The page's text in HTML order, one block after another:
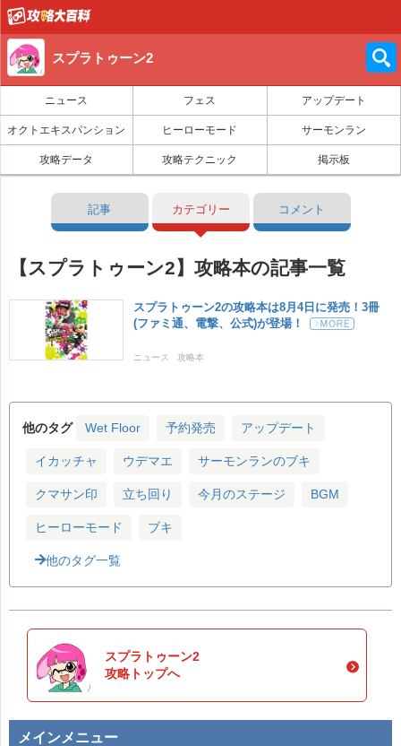
スプラトゥーン2
ニュース フェス アップデート
オクトエキスパンション ヒーローモード サーモンラン
攻略データ 攻略テクニック 掲示板
記事 カテゴリー コメント
【スプラトゥーン2】攻略本の記事一覧
スプラトゥーン2の攻略本は8月4日に発売！3冊
(ファミ通、電撃、公式)が登場！
ニュース 攻略本
他のタグ Wet Floor 予約発売 アップデート
イカッチャ ウデマエ サーモンランのブキ
クマサン印 立ち回り 今月のステージ BGM
ヒーローモード ブキ
他のタグ一覧
スプラトゥーン2
攻略トップへ
メインメニュー